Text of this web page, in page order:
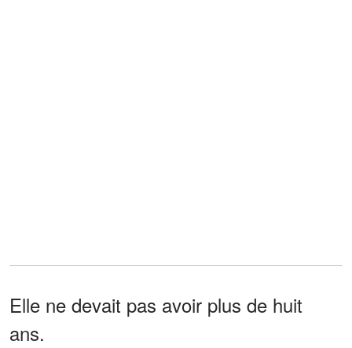
Elle ne devait pas avoir plus de huit
ans.